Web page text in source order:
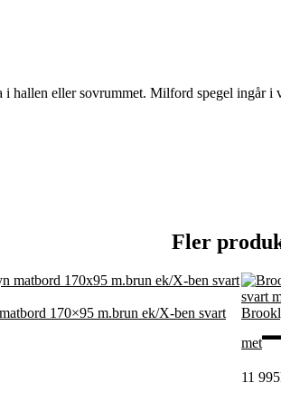
hallen eller sovrummet. Milford spegel ingår
Fler
170×95 m.brun ek/X-ben svart
met
11 995